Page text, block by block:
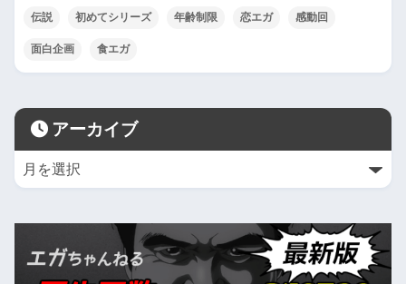
伝説 初めてシリーズ 年齢制限 恋エガ 感動回
面白企画 食エガ
アーカイブ